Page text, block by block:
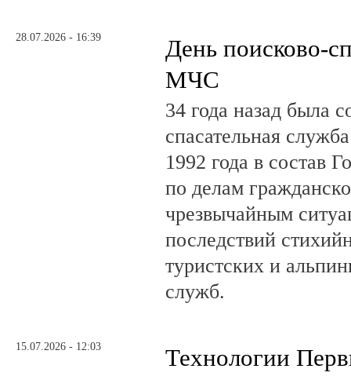
28.07.2026 - 16:39
День поисково-
МЧС
34 года назад была
спасательная
1992 года в состав
по делам
чрезвычайным
последствий
туристских и
служб.
15.07.2026 - 12:03 Технологии